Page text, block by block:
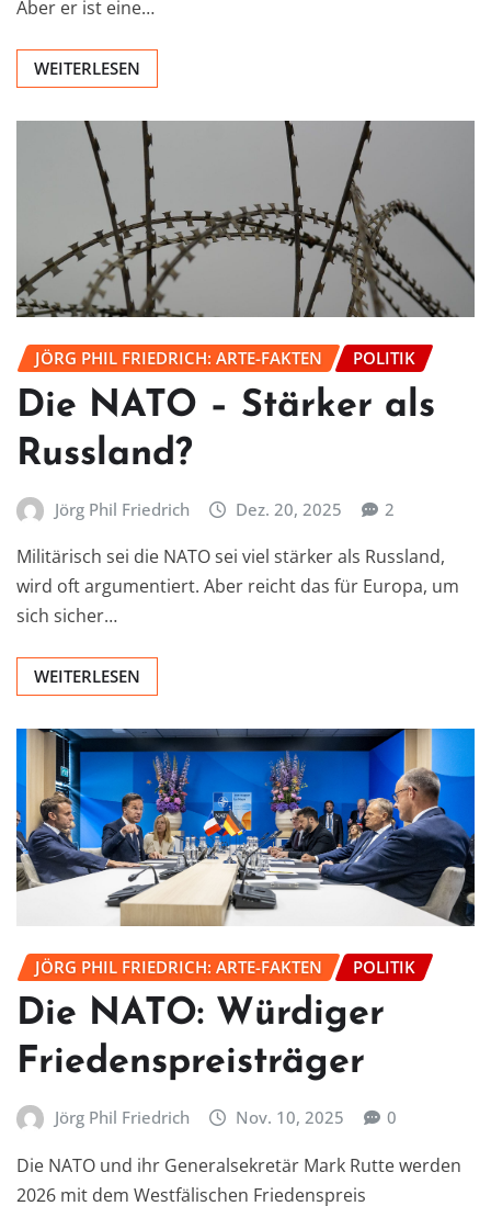
Aber er ist eine…
WEITERLESEN
JÖRG PHIL FRIEDRICH: ARTE-FAKTEN POLITIK
Die NATO – Stärker als
Russland?
Jörg Phil Friedrich Dez. 20, 2025 2
Militärisch sei die NATO sei viel stärker als Russland,
wird oft argumentiert. Aber reicht das für Europa, um
sich sicher…
WEITERLESEN
JÖRG PHIL FRIEDRICH: ARTE-FAKTEN POLITIK
Die NATO: Würdiger
Friedenspreisträger
Jörg Phil Friedrich Nov. 10, 2025 0
Die NATO und ihr Generalsekretär Mark Rutte werden
2026 mit dem Westfälischen Friedenspreis